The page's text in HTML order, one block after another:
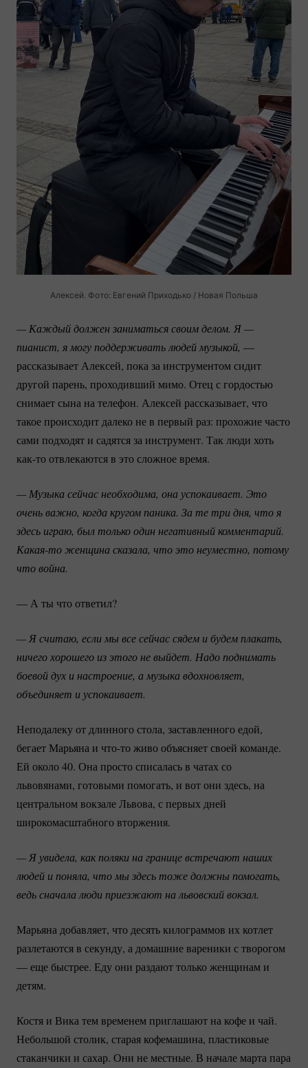
Алексей. Фото: Евгений Приходько / Новая Польша
— Каждый должен заниматься своим делом. Я —
пианист, я могу поддерживать людей музыкой, —
рассказывает Алексей, пока за инструментом сидит
другой парень, проходивший мимо. Отец с гордостью
снимает сына на телефон. Алексей рассказывает, что
такое происходит далеко не в первый раз: прохожие часто
сами подходят и садятся за инструмент. Так люди хоть
как-тоотвлекаются в это сложное время.
— Музыка сейчас необходима, она успокаивает. Это
очень важно, когда кругом паника. За те три дня, что я
Какая-то женщина сказала, что это неуместно, потому
что война.
— А ты что ответил?
— Я считаю, если мы все сейчас сядем и будем плакать,
ничего хорошего из этого не выйдет. Надо поднимать
боевой дух и настроение, а музыка вдохновляет,
объединяет и успокаивает.
Неподалеку от длинного стола, заставленного едой,
бегает Марьяна и что-тоживо объясняет своей команде.
Ей около 40. Она просто списалась в чатах со
львовянами, готовыми помогать, и вот они здесь, на
центральном вокзале Львова, с первых дней
широкомасштабного вторжения.
— Я увидела, как поляки на границе встречают наших
людей и поняла, что мы здесь тоже должны помогать,
ведь сначала люди приезжают на львовский вокзал.
Марьяна добавляет, что десять килограммов их котлет
разлетаются в секунду, а домашние вареники с творогом
— еще быстрее. Еду они раздают только женщинам и
детям.
Костя и Вика тем временем приглашают на кофе и чай.
Небольшой столик, старая кофемашина, пластиковые
стаканчики и сахар. Они не местные. В начале марта пара